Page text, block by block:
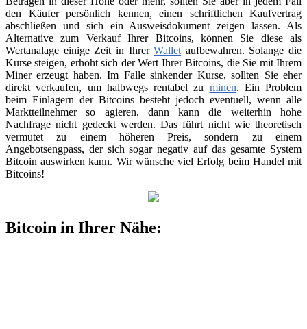
den Käufer persönlich kennen, einen schriftlichen Kaufvertrag
abschließen und sich ein Ausweisdokument zeigen lassen. Als
Alternative zum Verkauf Ihrer Bitcoins, können Sie diese als
Wertanalage einige Zeit in IhrerWallet aufbewahren. Solange die
Kurse steigen, erhöht sich der Wert Ihrer Bitcoins, die Sie mit Ihrem
Miner erzeugt haben. Im Falle sinkender Kurse, sollten Sie eher
direkt verkaufen, um halbwegs rentabel zu minen. Ein Problem
beim Einlagern der Bitcoins besteht jedoch eventuell, wenn alle
Marktteilnehmer so agieren, dann kann die weiterhin hohe
Nachfrage nicht gedeckt werden. Das führt nicht wie theoretisch
vermutet zu einem höheren Preis, sondern zu einem
Angebotsengpass, der sich sogar negativ auf das gesamte System
Bitcoin auswirken kann. Wir wünsche viel Erfolg beim Handel mit
Bitcoins!
Bitcoin in Ihrer Nähe: